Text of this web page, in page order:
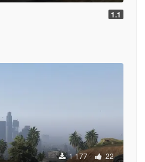
1.1
1 177 22